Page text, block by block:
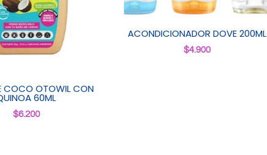
COCO OTOWIL CON
60ML
$6.200
ACONDICIONADOR DOVE 200ML
$4.900